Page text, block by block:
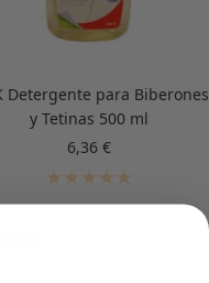
Detergente para Biberones
y Tetinas 500 ml
Precio
de
6,36 €